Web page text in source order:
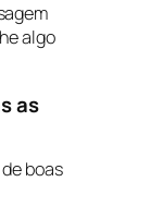
algo
as
boas